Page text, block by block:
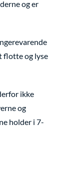
og er
flotte og lyse
ikke
og
holder i 7-